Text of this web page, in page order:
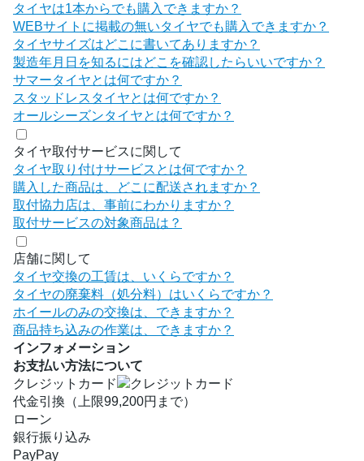
タイヤは1本からでも購入できますか？
WEBサイトに掲載の無いタイヤでも購入できますか？
タイヤサイズはどこに書いてありますか？
製造年月日を知るにはどこを確認したらいいですか？
サマータイヤとは何ですか？
スタッドレスタイヤとは何ですか？
オールシーズンタイヤとは何ですか？
タイヤ取付サービスに関して
タイヤ取り付けサービスとは何ですか？
購入した商品は、どこに配送されますか？
取付協力店は、事前にわかりますか？
取付サービスの対象商品は？
店舗に関して
タイヤ交換の工賃は、いくらですか？
タイヤの廃棄料（処分料）はいくらですか？
ホイールのみの交換は、できますか？
商品持ち込みの作業は、できますか？
インフォメーション
お支払い方法について
クレジットカード
代金引換（上限99,200円まで）
ローン
銀行振り込み
PayPay